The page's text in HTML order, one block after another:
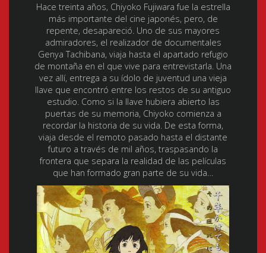
Hace treinta años, Chiyoko Fujiwara fue la estrella
más importante del cine japonés, pero, de
repente, desapareció. Uno de sus mayores
admiradores, el realizador de documentales
Genya Tachibana, viaja hasta el apartado refugio
de montaña en el que vive para entrevistarla. Una
vez allí, entrega a su ídolo de juventud una vieja
llave que encontró entre los restos de su antiguo
estudio. Como si la llave hubiera abierto las
puertas de su memoria, Chiyoko comienza a
recordar la historia de su vida. De esta forma,
viaja desde el remoto pasado hasta el distante
futuro a través de mil años, traspasando la
frontera que separa la realidad de las películas
que han formado gran parte de su vida…